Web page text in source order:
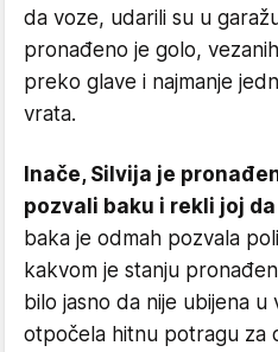
da voze, udarili su u
pronađeno je golo,
preko glave i najmanje
vrata.
Inače, Silvija je
pozvali baku i rekli joj
baka je odmah pozvala
kakvom je stanju
bilo jasno da nije ubijena u
otpočela hitnu potragu za